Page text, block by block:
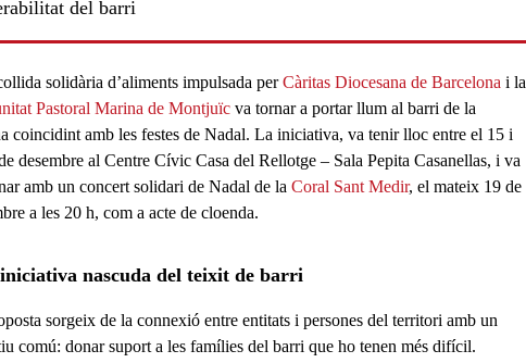
del barri
solidària d’alimentsimpulsada perCàritas Diocesana de Barcelona i la
Pastoral Marina de Montjuïcva tornar a portar llum al barri de la
coincidint amb les festes de Nadal. La iniciativa, va tenir lloc entre el 15 i
desembre al Centre Cívic Casa del Rellotge – Sala Pepita Casanellas, i va
amb un concert solidari de Nadal de la Coral Sant Medir, el mateix 19 de
a les 20 h, com a acte de cloenda.
nascuda del teixit de barri
sorgeix de la connexió entre entitats i persones del territori amb un
comú: donarsuport a les famílies del barri que ho tenen més difícil.